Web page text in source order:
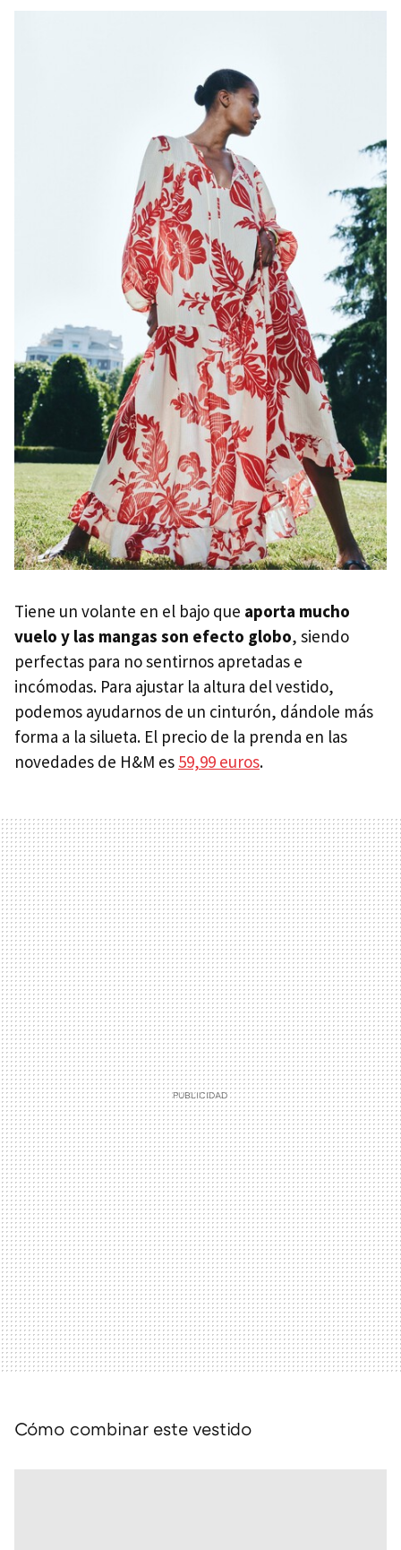
Tiene un volante en el bajo que aporta mucho
vuelo y las mangas son efecto globo, siendo
perfectas para no sentirnos apretadas e
incómodas. Para ajustar la altura del vestido,
podemos ayudarnos de un cinturón, dándole más
forma a la silueta. El precio de la prenda en las
novedades de H&M es 59,99 euros.
Cómo combinar este vestido